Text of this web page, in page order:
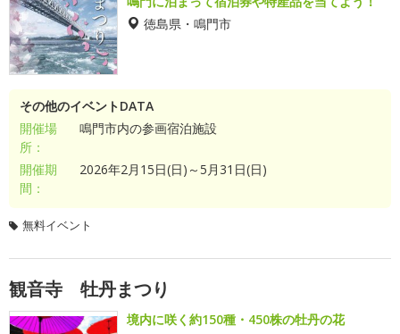
徳島県・鳴門市
その他のイベントDATA
開催場
所：
鳴門市内の参画宿泊施設
開催期
間：
2026年2月15日(日)～5月31日(日)
無料イベント
観音寺 牡丹まつり
境内に咲く約150種・450株の牡丹の花